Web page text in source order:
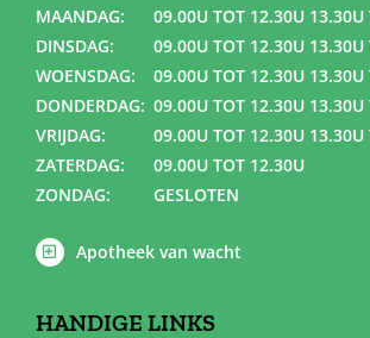
MAANDAG:
09.00U TOT 12.30U 13.30U
DINSDAG:
09.00U TOT 12.30U 13.30U
WOENSDAG:
09.00U TOT 12.30U 13.30U
DONDERDAG: 09.00U TOT 12.30U 13.30U
VRIJDAG:
09.00U TOT 12.30U 13.30U
ZATERDAG:
09.00U TOT 12.30U
ZONDAG:
GESLOTEN
Apotheek van wacht
HANDIGE LINKS